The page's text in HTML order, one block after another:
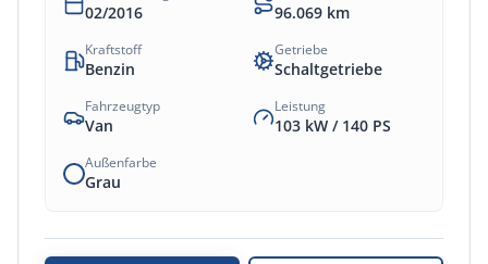
02/2016 96.069 km
Kraftstoff
Benzin
Getriebe
Schaltgetriebe
Fahrzeugtyp
Van
Leistung
103 kW / 140 PS
Außenfarbe
Grau